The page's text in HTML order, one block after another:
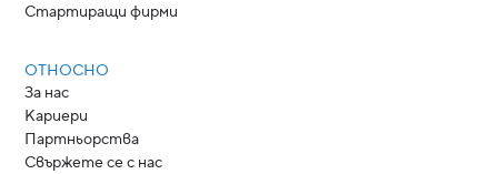
Стартиращи фирми
ОТНОСНО
За нас
Кариери
Партньорства
Свържете се с нас